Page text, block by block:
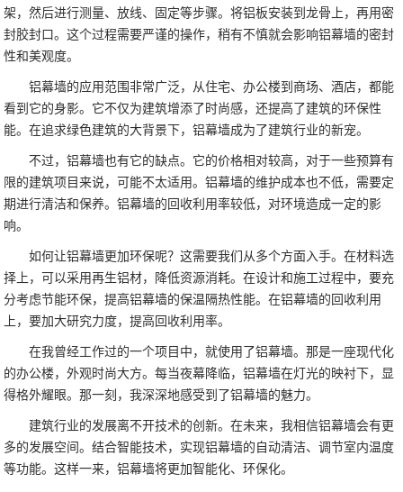
架，然后进行测量、放线、固定等步骤。将铝板安装到龙骨上，再用密
封胶封口。这个过程需要严谨的操作，稍有不慎就会影响铝幕墙的密封
性和美观度。
铝幕墙的应用范围非常广泛，从住宅、办公楼到商场、酒店，都能
看到它的身影。它不仅为建筑增添了时尚感，还提高了建筑的环保性
能。在追求绿色建筑的大背景下，铝幕墙成为了建筑行业的新宠。
不过，铝幕墙也有它的缺点。它的价格相对较高，对于一些预算有
限的建筑项目来说，可能不太适用。铝幕墙的维护成本也不低，需要定
期进行清洁和保养。铝幕墙的回收利用率较低，对环境造成一定的影
响。
如何让铝幕墙更加环保呢？这需要我们从多个方面入手。在材料选
择上，可以采用再生铝材，降低资源消耗。在设计和施工过程中，要充
分考虑节能环保，提高铝幕墙的保温隔热性能。在铝幕墙的回收利用
上，要加大研究力度，提高回收利用率。
在我曾经工作过的一个项目中，就使用了铝幕墙。那是一座现代化
的办公楼，外观时尚大方。每当夜幕降临，铝幕墙在灯光的映衬下，显
得格外耀眼。那一刻，我深深地感受到了铝幕墙的魅力。
建筑行业的发展离不开技术的创新。在未来，我相信铝幕墙会有更
多的发展空间。结合智能技术，实现铝幕墙的自动清洁、调节室内温度
等功能。这样一来，铝幕墙将更加智能化、环保化。